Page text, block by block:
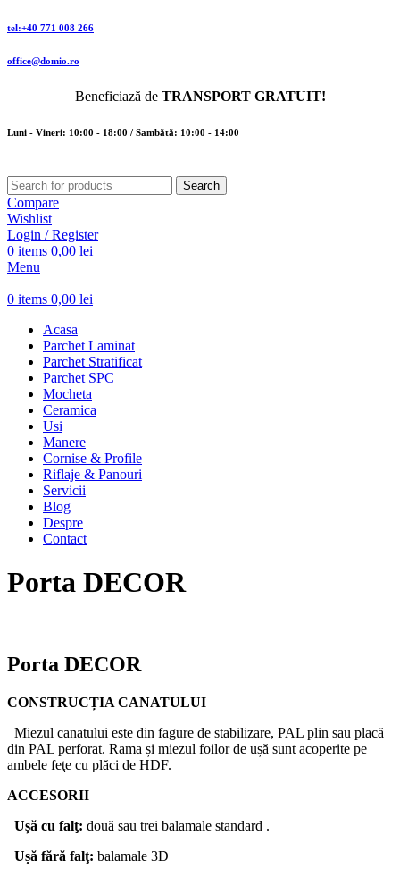
tel:+40 771 008 266
office@domio.ro
Beneficiază de TRANSPORT GRATUIT!
Luni - Vineri: 10:00 - 18:00 / Sambătă: 10:00 - 14:00
Search
Compare
Wishlist
Login / Register
0 items 0,00 lei
Menu
0 items 0,00 lei
Acasa
Parchet Laminat
Parchet Stratificat
Parchet SPC
Mocheta
Ceramica
Usi
Manere
Cornise & Profile
Riflaje & Panouri
Servicii
Blog
Despre
Contact
Porta DECOR
Porta DECOR
CONSTRUCȚIA CANATULUI
Miezul canatului este din fagure de stabilizare, PAL plin sau placă
din PAL perforat. Rama și miezul foilor de ușă sunt acoperite pe
ambele feţe cu plăci de HDF.
ACCESORII
Ușă cu falţ: două sau trei balamale standard .
Ușă fără falţ: balamale 3D